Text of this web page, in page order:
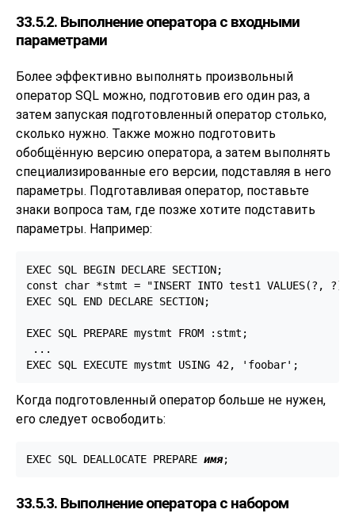
33.5.2. Выполнение оператора с входными
параметрами
Более эффективно выполнять произвольный
оператор SQL можно, подготовив его один раз, а
затем запуская подготовленный оператор столько,
сколько нужно. Также можно подготовить
обобщённую версию оператора, а затем выполнять
специализированные его версии, подставляя в него
параметры. Подготавливая оператор, поставьте
знаки вопроса там, где позже хотите подставить
параметры. Например:
EXEC SQL BEGIN DECLARE SECTION;
const char *stmt = "INSERT INTO test1 VALUES(?,
EXEC SQL END DECLARE SECTION;
EXEC SQL PREPARE mystmt FROM :stmt;
...
EXEC SQL EXECUTE mystmt USING 42, 'foobar';
Когда подготовленный оператор больше не нужен,
его следует освободить:
EXEC SQL DEALLOCATE PREPARE имя;
33.5.3. Выполнение оператора с набором